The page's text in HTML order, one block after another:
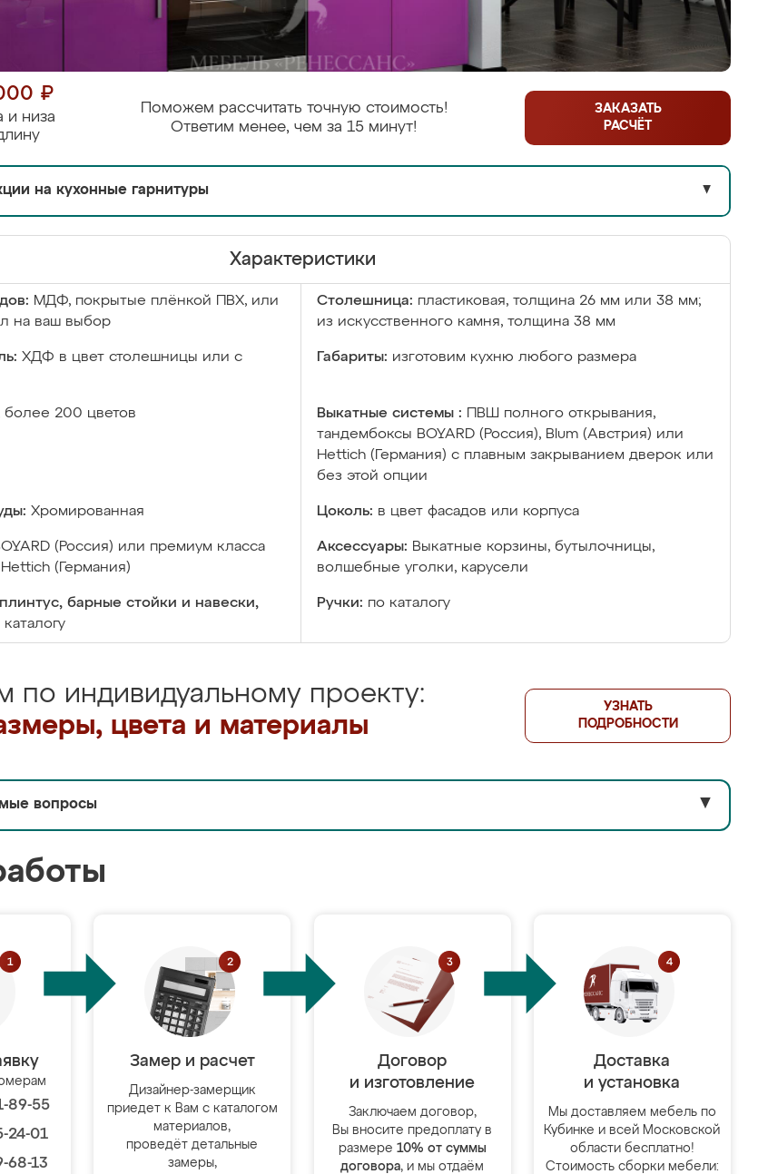
₽
и низа
Поможем рассчитать точную стоимость!
Ответим менее, чем за 15 минут!
ЗАКАЗАТЬ
РАСЧЁТ
на кухонные гарнитуры ▼
Характеристики
МДФ, покрытые плёнкой ПВХ, или
на ваш выбор
Столешница: пластиковая, толщина 26 мм или 38 мм;
из искусственного камня, толщина 38 мм
ХДФ в цвет столешницы или с
Габариты: изготовим кухню любого размера
более 200 цветов Выкатные системы :
ПВШ полного открывания,
тандембоксы BOYARD (Россия), Blum (Австрия) или
Hettich (Германия) с плавным закрыванием дверок или
без этой опции
Хромированная Цоколь: в цвет фасадов или корпуса
(Россия) или премиум класса
(Германия)
Аксессуары: Выкатные корзины, бутылочницы,
волшебные уголки, карусели
барные стойки и навески,
каталогу
Ручки: по каталогу
по индивидуальному проекту:
цвета и материалы
УЗНАТЬ
ПОДРОБНОСТИ
вопросы ▼
89-55
24-01
68-13
Замер и расчет
Дизайнер-замерщик
приедет к Вам с каталогом
материалов,
проведёт детальные
замеры,
Договор
и изготовление
Заключаем договор,
Вы вносите предоплату в
размере 10% от суммы
договора, и мы отдаём
Доставка
и установка
Мы доставляем мебель по
Кубинке и всей Московской
области бесплатно!
Стоимость сборки мебели: